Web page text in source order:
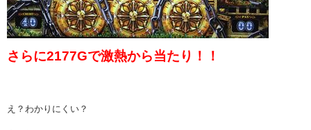
さらに2177Gで激熱から当たり！！
え？わかりにくい？